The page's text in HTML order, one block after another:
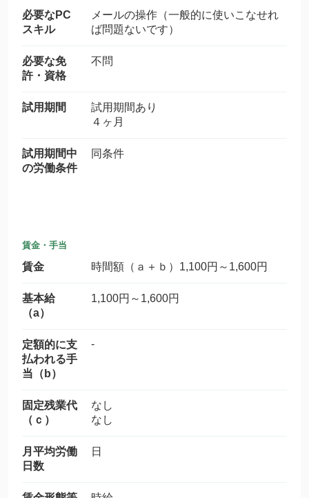
必要なPC
スキル
メールの操作（一般的に使いこなせれ
ば問題ないです）
必要な免
許・資格
不問
試用期間
試用期間あり
４ヶ月
試用期間中
の労働条件
同条件
賃金・手当
賃金 時間額（ａ＋ｂ）1,100円～1,600円
基本給
（a）
1,100円～1,600円
定額的に支
払われる手
当（b）
-
固定残業代
（ｃ）
なし
なし
月平均労働
日数
日